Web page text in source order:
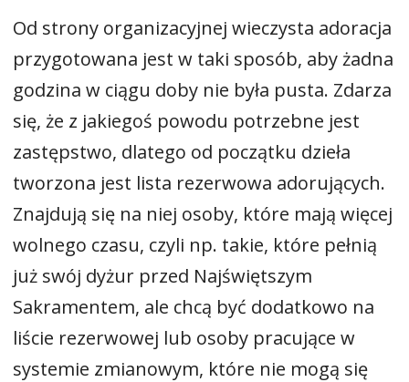
Od strony organizacyjnej wieczysta adoracja
przygotowana jest w taki sposób, aby żadna
godzina w ciągu doby nie była pusta. Zdarza
się, że z jakiegoś powodu potrzebne jest
zastępstwo, dlatego od początku dzieła
tworzona jest lista rezerwowa adorujących.
Znajdują się na niej osoby, które mają więcej
wolnego czasu, czyli np. takie, które pełnią
już swój dyżur przed Najświętszym
Sakramentem, ale chcą być dodatkowo na
liście rezerwowej lub osoby pracujące w
systemie zmianowym, które nie mogą się